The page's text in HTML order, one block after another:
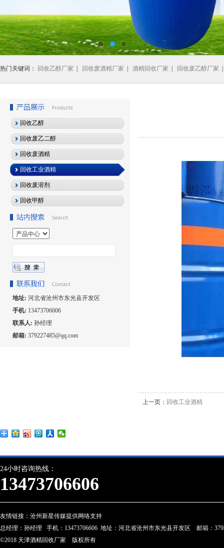
热门关键词： 回收乙醇厂家 回收废酒精厂家 酒精回收厂家 回收废乙醇厂家
回收乙醇
回收废乙二醇
回收废酒精
回收工业酒精
回收废溶剂
回收甲醇
地址: 河北省沧州市东光县开发区
手机: 13473706606
联系人: 孙经理
邮箱: 379227485@qq.com
上一页： 回收工业酒精
24小时咨询热线：
13473706606
友情链接： 沧州新星传媒提供网络支持
总经理：孙经理 手机：13473706606 地址：河北省沧州市东光县开发区 邮箱：
©2018 天津酒精回收厂家 版权所有